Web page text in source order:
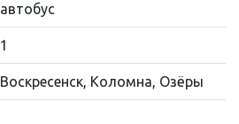
автобус
1
Воскресенск, Коломна, Озёры